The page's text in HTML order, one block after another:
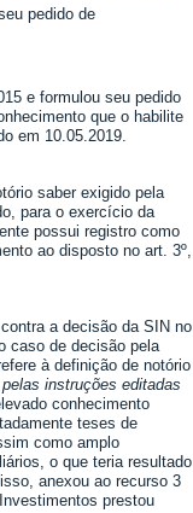
pedido de
e formulou seu pedido
que o habilite
em 10.05.2019.
saber exigido pela
para o exercício da
possui registro como
ao disposto no art. 3º,
a decisão da SIN no
caso de decisão pela
à definição de notório
instruções editadas
conhecimento
teses de
como amplo
o que teria resultado
anexou ao recurso 3
Investimentos prestou